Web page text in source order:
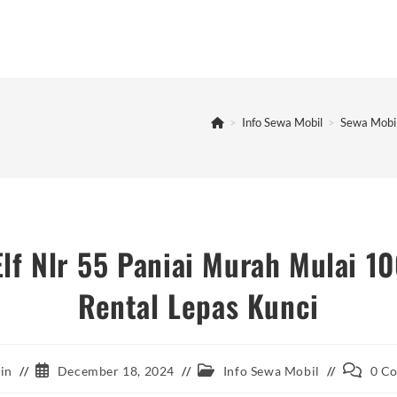
> Info Sewa Mobil > Sewa
Nlr 55 Paniai Murah Mulai
Rental Lepas Kunci
PostDecember 18, 2024
Post Info Sewa Mobil
Post 0